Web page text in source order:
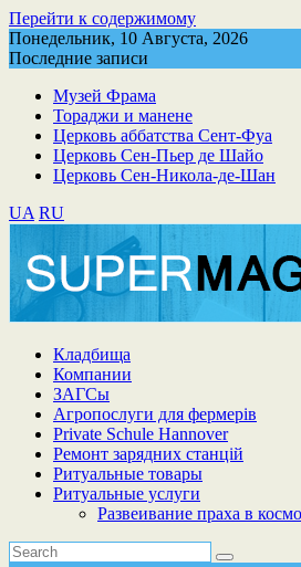
Перейти к содержимому
Понедельник, 10 Августа, 2026
Последние записи
Музей Фрама
Тораджи и манене
Церковь аббатства Сент-Фуа
Церковь Сен-Пьер де Шайо
Церковь Сен-Никола-де-Шан
UA RU
Кладбища
Компании
ЗАГСы
Агропослуги для фермерів
Private Schule Hannover
Ремонт зарядних станцій
Ритуальные товары
Ритуальные услуги
Развеивание праха в